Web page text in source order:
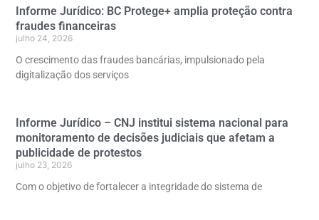
Informe Jurídico: BC Protege+ amplia proteção contra
fraudes financeiras
julho 24, 2026
O crescimento das fraudes bancárias, impulsionado pela
digitalização dos serviços
Informe Jurídico – CNJ institui sistema nacional para
monitoramento de decisões judiciais que afetam a
publicidade de protestos
julho 23, 2026
Com o objetivo de fortalecer a integridade do sistema de